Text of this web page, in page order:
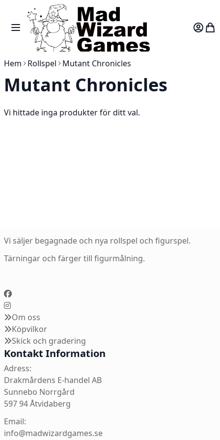
Skip to Content
Toggle Nav
Hem Rollspel Mutant Chronicles
Mutant Chronicles
Vi hittade inga produkter för ditt val.
Vi säljer begagnade och nya rollspel och figurspel.
Tärningar och färger till figurmålning.
Om oss
Köpvilkor
Skick och gradering
Kontakt Information
Adress:
Drakmårdens E-handel AB
Sunnebo Norrgård
597 94 Åtvidaberg
Email:
info@madwizardgames.se